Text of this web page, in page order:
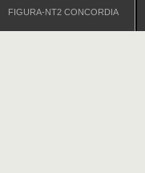
FIGURA-NT2 CONCORDIA